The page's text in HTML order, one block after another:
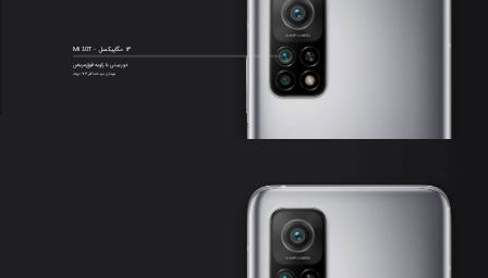
13 مگاپیکسل - Mi 10T
دوربینی با زاویه فوق‌عریض
میدان دید حداکثر 123 درجه‌